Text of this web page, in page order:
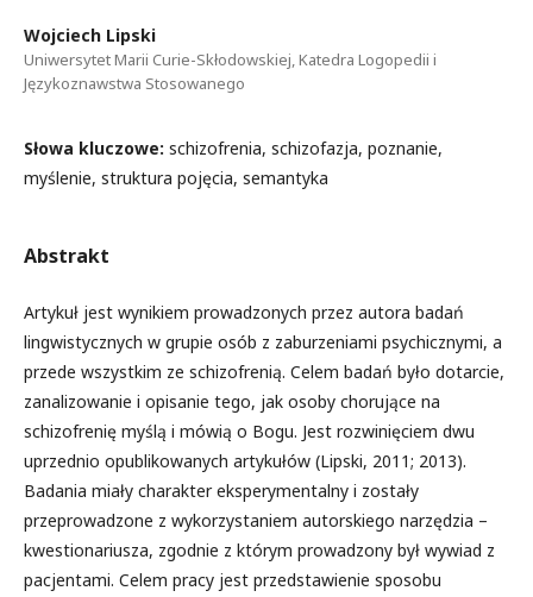
Wojciech Lipski
Uniwersytet Marii Curie-Skłodowskiej, Katedra Logopedii i
Językoznawstwa Stosowanego
Słowa kluczowe: schizofrenia, schizofazja, poznanie,
myślenie, struktura pojęcia, semantyka
Abstrakt
Artykuł jest wynikiem prowadzonych przez autora badań
lingwistycznych w grupie osób z zaburzeniami psychicznymi, a
przede wszystkim ze schizofrenią. Celem badań było dotarcie,
zanalizowanie i opisanie tego, jak osoby chorujące na
schizofrenię myślą i mówią o Bogu. Jest rozwinięciem dwu
uprzednio opublikowanych artykułów (Lipski, 2011; 2013).
Badania miały charakter eksperymentalny i zostały
przeprowadzone z wykorzystaniem autorskiego narzędzia –
kwestionariusza, zgodnie z którym prowadzony był wywiad z
pacjentami. Celem pracy jest przedstawienie sposobu